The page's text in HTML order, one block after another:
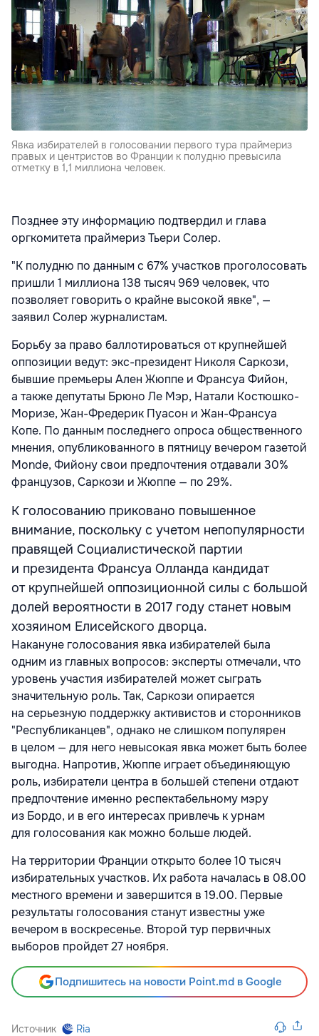
Явка избирателей в голосовании первого тура праймериз
правых и центристов во Франции к полудню превысила
отметку в 1,1 миллиона человек.
Позднее эту информацию подтвердил и глава
оргкомитета праймериз Тьери Солер.
"К полудню по данным с 67% участков проголосовать
пришли 1 миллиона 138 тысяч 969 человек, что
позволяет говорить о крайне высокой явке", —
заявил Солер журналистам.
Борьбу за право баллотироваться от крупнейшей
оппозиции ведут: экс-президент Николя Саркози,
бывшие премьеры Ален Жюппе и Франсуа Фийон,
а также депутаты Брюно Ле Мэр, Натали Костюшко-
Моризе, Жан-Фредерик Пуасон и Жан-Франсуа
Копе. По данным последнего опроса общественного
мнения, опубликованного в пятницу вечером газетой
Monde, Фийону свои предпочтения отдавали 30%
французов, Саркози и Жюппе — по 29%.
К голосованию приковано повышенное
внимание, поскольку с учетом непопулярности
правящей Социалистической партии
и президента Франсуа Олланда кандидат
от крупнейшей оппозиционной силы с большой
долей вероятности в 2017 году станет новым
хозяином Елисейского дворца.
Накануне голосования явка избирателей была
одним из главных вопросов: эксперты отмечали, что
уровень участия избирателей может сыграть
значительную роль. Так, Саркози опирается
на серьезную поддержку активистов и сторонников
"Республиканцев", однако не слишком популярен
в целом — для него невысокая явка может быть более
выгодна. Напротив, Жюппе играет объединяющую
роль, избиратели центра в большей степени отдают
предпочтение именно респектабельному мэру
из Бордо, и в его интересах привлечь к урнам
для голосования как можно больше людей.
На территории Франции открыто более 10 тысяч
избирательных участков. Их работа началась в 08.00
местного времени и завершится в 19.00. Первые
результаты голосования станут известны уже
вечером в воскресенье. Второй тур первичных
выборов пройдет 27 ноября.
Подпишитесь на новости Point.md в Google
Источник Ria